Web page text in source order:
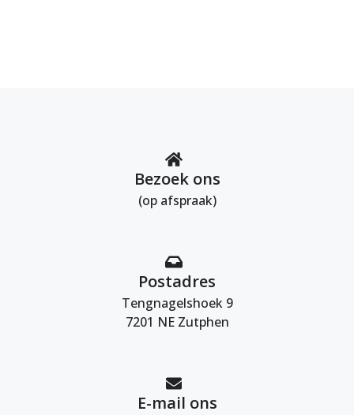
Bezoek ons
(op afspraak)
Postadres
Tengnagelshoek 9
7201 NE Zutphen
E-mail ons